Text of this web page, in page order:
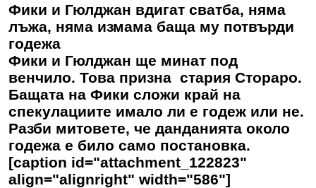
Фики и Гюлджан вдигат сватба, няма
лъжа, няма измама баща му потвърди
годежа
Фики и Гюлджан ще минат под
венчило. Това призна стария Стораро.
Бащата на Фики сложи край на
спекулациите имало ли е годеж или не.
Разби митовете, че данданията около
годежа е било само постановка.
[caption id="attachment_122823"
align="alignright" width="586"]